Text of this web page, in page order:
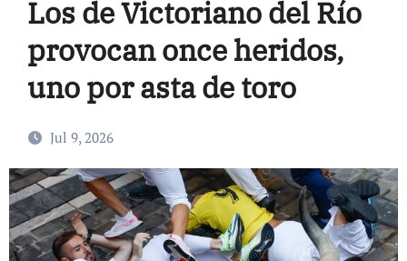
Los de Victoriano del Río
provocan once heridos,
uno por asta de toro
Jul 9, 2026